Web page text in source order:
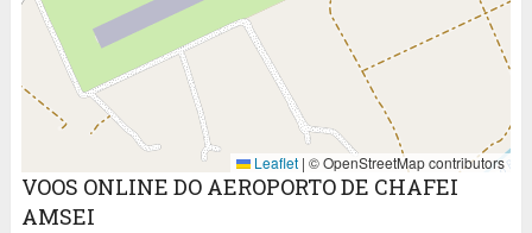
Leaflet | © OpenStreetMap contributors
VOOS ONLINE DO AEROPORTO DE CHAFEI
AMSEI